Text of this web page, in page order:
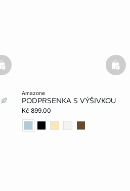
basketfull
amazone
PODPRSENKA S VÝŠIVKOU
Kč 899.00